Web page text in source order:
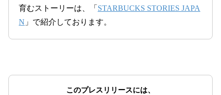
育むストーリーは、「 STARBUCKS STORIES JAPA
N 」で紹介しております。
このプレスリリースには、